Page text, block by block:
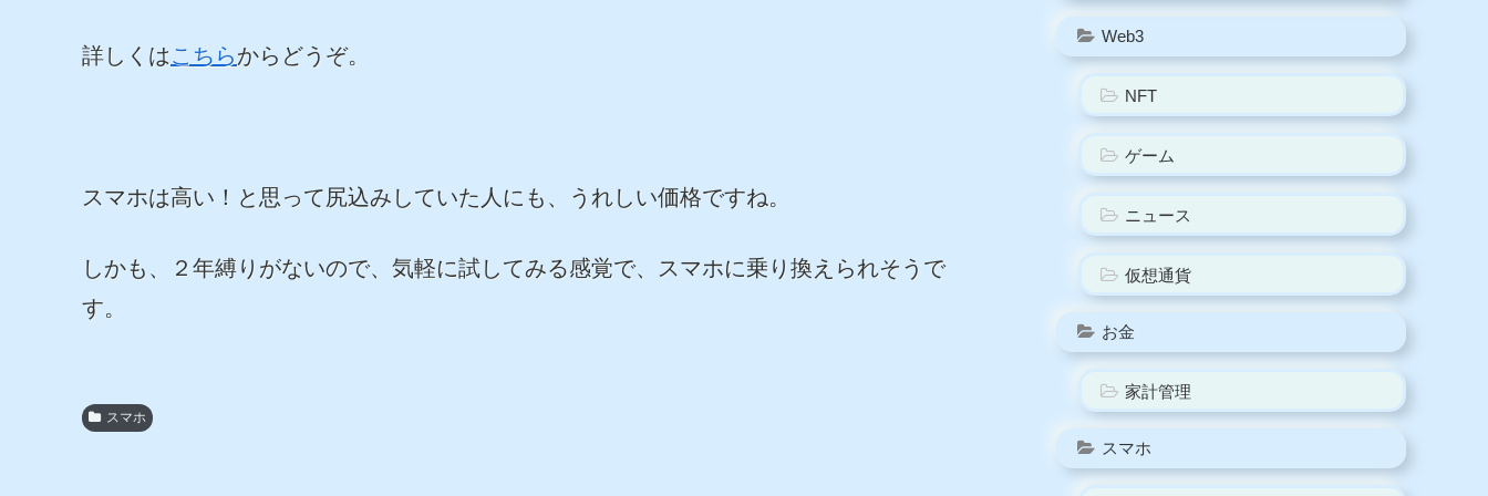
詳しくはこちらからどうぞ。
スマホは高い！と思って尻込みしていた人にも、うれしい価格ですね。
しかも、２年縛りがないので、気軽に試してみる感覚で、スマホに乗り換えられそうで
す。
スマホ
Web3
NFT
ゲーム
ニュース
仮想通貨
お金
家計管理
スマホ